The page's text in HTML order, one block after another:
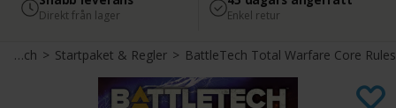
Läs omdömen på Google med Svea
Direkt från lager Enkel retur
Battletech>Startpaket & Regler> BattleTech Total Warfare Core Rules